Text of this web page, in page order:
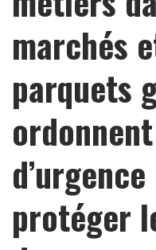
marchés
parquets
protéger